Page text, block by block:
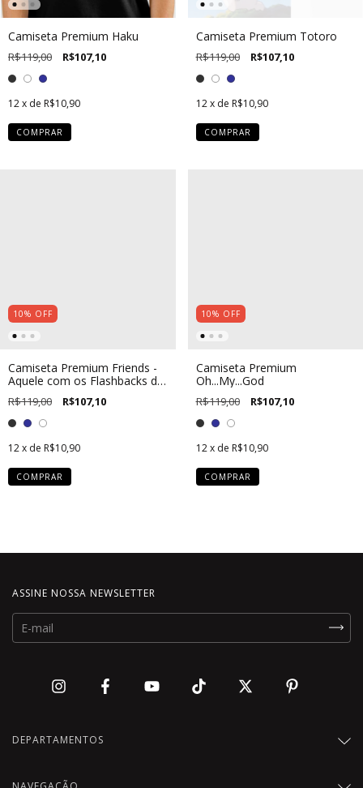
Camiseta Premium Haku
R$119,00 R$107,10
12x de R$10,90
COMPRAR
Camiseta Premium Totoro
R$119,00 R$107,10
12 x de R$10,90
COMPRAR
10% OFF
Camiseta Premium Friends -
Aquele com os Flashbacks de
Ação de Graças
R$119,00 R$107,10
12x de R$10,90
COMPRAR
10% OFF
Camiseta Premium
Oh...My...God
R$119,00 R$107,10
12 x de R$10,90
COMPRAR
ASSINE NOSSA NEWSLETTER
DEPARTAMENTOS